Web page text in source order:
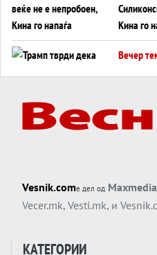
Кина го
монопол
Вечер
Вечер
Вечер
ИСТОК
Vesnik.comе дел од
Vecer.mk, Vesti.mk, и
КАТЕГОРИИ